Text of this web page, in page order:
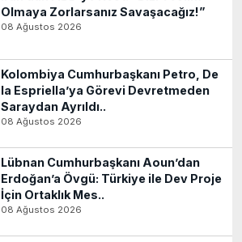
Olmaya Zorlarsanız Savaşacağız!”
08 Ağustos 2026
Kolombiya Cumhurbaşkanı Petro, De
la Espriella’ya Görevi Devretmeden
Saraydan Ayrıldı..
08 Ağustos 2026
Lübnan Cumhurbaşkanı Aoun’dan
Erdoğan’a Övgü: Türkiye ile Dev Proje
İçin Ortaklık Mes..
08 Ağustos 2026